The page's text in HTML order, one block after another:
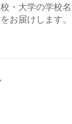
・大学の学校
お届けします。